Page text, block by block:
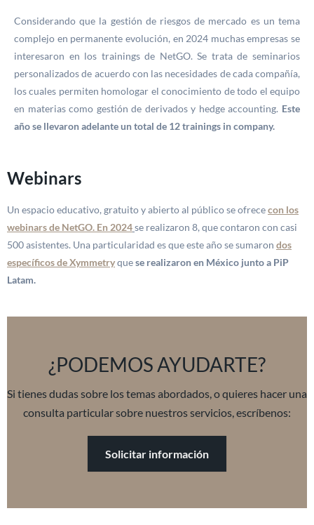
Considerando que la gestión de riesgos de mercado es un tema
complejo en permanente evolución, en 2024 muchas empresas se
interesaron en los trainings de NetGO. Se trata de seminarios
personalizados de acuerdo con las necesidades de cada compañía,
los cuales permiten homologar el conocimiento de todo el equipo
en materias como gestión de derivados y hedge accounting. Este
año se llevaron adelante un total de 12 trainings in company.
Webinars
Un espacio educativo, gratuito y abierto al público se ofrececon los
webinars de NetGO. En 2024se realizaron 8, que contaron con casi
500 asistentes. Una particularidad es que este año se sumaron dos
específicos de Xymmetryquese realizaron en México junto a PiP
Latam.
¿PODEMOS AYUDARTE?
Si tienes dudas sobre los temas abordados, o quieres hacer una
consulta particular sobre nuestros servicios, escríbenos:
Solicitar información